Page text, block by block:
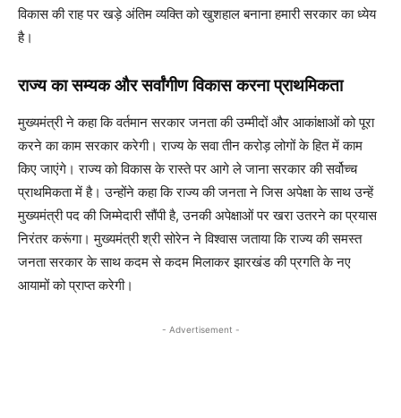
विकास की राह पर खड़े अंतिम व्यक्ति को खुशहाल बनाना हमारी सरकार का ध्येय
है।
राज्य का सम्यक और सर्वांगीण विकास करना प्राथमिकता
मुख्यमंत्री ने कहा कि वर्तमान सरकार जनता की उम्मीदों और आकांक्षाओं को पूरा
करने का काम सरकार करेगी। राज्य के सवा तीन करोड़ लोगों के हित में काम
किए जाएंगे। राज्य को विकास के रास्ते पर आगे ले जाना सरकार की सर्वोच्च
प्राथमिकता में है। उन्होंने कहा कि राज्य की जनता ने जिस अपेक्षा के साथ उन्हें
मुख्यमंत्री पद की जिम्मेदारी सौंपी है, उनकी अपेक्षाओं पर खरा उतरने का प्रयास
निरंतर करूंगा। मुख्यमंत्री श्री सोरेन ने विश्वास जताया कि राज्य की समस्त
जनता सरकार के साथ कदम से कदम मिलाकर झारखंड की प्रगति के नए
आयामों को प्राप्त करेगी।
- Advertisement -